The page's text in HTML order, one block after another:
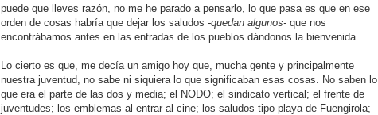
puede que lleves razón, no me he parado a pensarlo, lo que pasa es que en ese
orden de cosas habría que dejar los saludos -quedan algunos- que nos
encontrábamos antes en las entradas de los pueblos dándonos la bienvenida.
Lo cierto es que, me decía un amigo hoy que, mucha gente y principalmente
nuestra juventud, no sabe ni siquiera lo que significaban esas cosas. No saben lo
que era el parte de las dos y media; el NODO; el sindicato vertical; el frente de
juventudes; los emblemas al entrar al cine; los saludos tipo playa de Fuengirola;